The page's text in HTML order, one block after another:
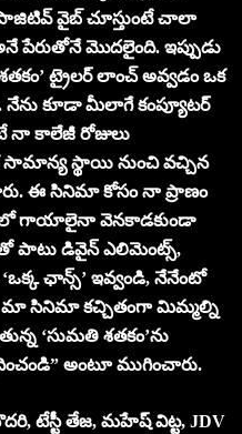
వైబ్ చూస్తుంటే చాలా
పేరుతోనే మొదలైంది. ఇప్పుడు
ట్రైలర్ లాంచ్ అవ్వడం ఒక
కూడా మీలాగే కంప్యూటర్
నా కాలేజీ రోజులు
సామాన్య స్థాయి నుంచి వచ్చిన
ఈ సినిమా కోసం నా ప్రాణం
గాయాలైనా వెనకాడకుండా
పాటు డివైన్ ఎలిమెంట్స్,
ఛాన్స్’ ఇవ్వండి, నేనేంటో
మా సినిమా కచ్చితంగా మిమ్మల్ని
‘సుమతి శతకం’ను
అంటూ ముగించారు.
టేస్టీ తేజ, మహేష్ విట్ట, JDV